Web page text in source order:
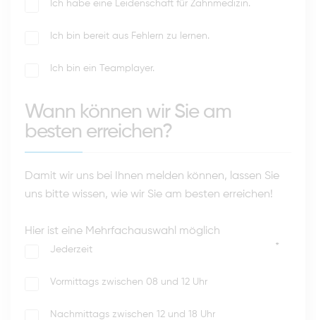
Ich habe eine Leidenschaft für Zahnmedizin.
Ich bin bereit aus Fehlern zu lernen.
Ich bin ein Teamplayer.
Wann können wir Sie am
besten erreichen?
Damit wir uns bei Ihnen melden können, lassen Sie
uns bitte wissen, wie wir Sie am besten erreichen!
Hier ist eine Mehrfachauswahl möglich
Jederzeit
Vormittags zwischen 08 und 12 Uhr
Nachmittags zwischen 12 und 18 Uhr
*